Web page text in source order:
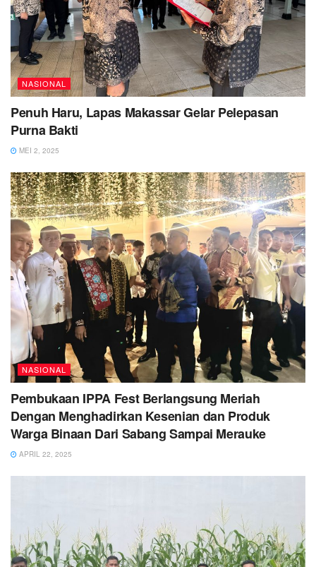
NASIONAL
Penuh Haru, Lapas Makassar Gelar Pelepasan
Purna Bakti
MEI 2, 2025
NASIONAL
Pembukaan IPPA Fest Berlangsung Meriah
Dengan Menghadirkan Kesenian dan Produk
Warga Binaan Dari Sabang Sampai Merauke
APRIL 22, 2025